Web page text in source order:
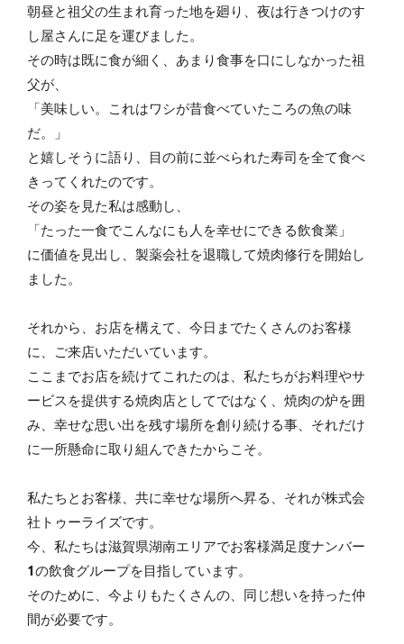
朝昼と祖父の生まれ育った地を廻り、夜は行きつけのす
し屋さんに足を運びました。
その時は既に食が細く、あまり食事を口にしなかった祖
父が、
「美味しい。これはワシが昔食べていたころの魚の味
だ。」
と嬉しそうに語り、目の前に並べられた寿司を全て食べ
きってくれたのです。
その姿を見た私は感動し、
「たった一食でこんなにも人を幸せにできる飲食業」
に価値を見出し、製薬会社を退職して焼肉修行を開始し
ました。
それから、お店を構えて、今日までたくさんのお客様
に、ご来店いただいています。
ここまでお店を続けてこれたのは、私たちがお料理やサ
ービスを提供する焼肉店としてではなく、焼肉の炉を囲
み、幸せな思い出を残す場所を創り続ける事、それだけ
に一所懸命に取り組んできたからこそ。
私たちとお客様、共に幸せな場所へ昇る、それが株式会
社トゥーライズです。
今、私たちは滋賀県湖南エリアでお客様満足度ナンバー
1の飲食グループを目指しています。
そのために、今よりもたくさんの、同じ想いを持った仲
間が必要です。